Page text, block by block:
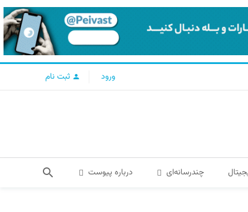
ورود ثبت نام
چندرسانه‌ای درباره پیوست